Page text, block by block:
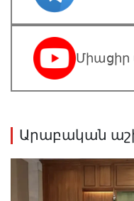
Միացիր
Արաբական